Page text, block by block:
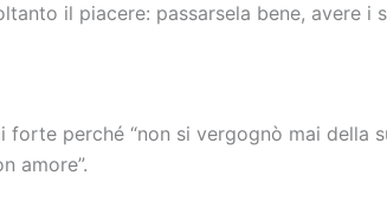
il piacere: passarsela bene, avere i
forte perché “non si vergognò mai della
amore”.